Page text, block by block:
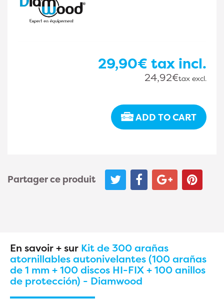
29,90€ tax incl.
24,92€tax excl.
ADD TO CART
Partager ce produit
En savoir + sur Kit de 300 arañas
atornillables autonivelantes (100 arañas
de 1 mm + 100 discos HI-FIX + 100 anillos
de protección) - Diamwood